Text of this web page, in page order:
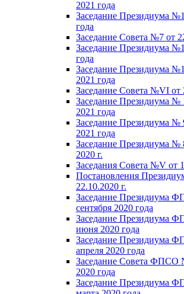
2021 года
Заседание Президиума
года
Заседание Совета №7 от
Заседание Президиума
года
Заседание Президиума
2021 года
Заседание Совета №VI от
Заседание Президиума №
2021 года
Заседание Президиума №
2021 года
Заседание Президиума №
2020 г.
Заседания Совета №V от
Постановления
22.10.2020 г.
Заседание Президиума
сентября 2020 года
Заседание Президиума
июня 2020 года
Заседание Президиума
апреля 2020 года
Заседание Совета ФПСО
2020 года
Заседание Президиума